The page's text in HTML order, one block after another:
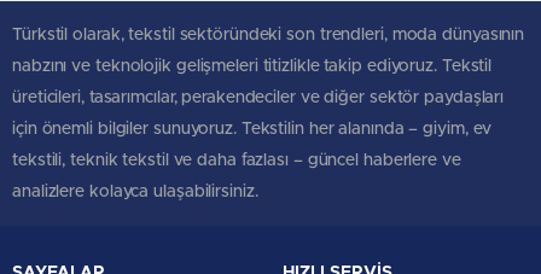
Türkstil olarak, tekstil sektöründeki son trendleri, moda dünyasının
nabzını ve teknolojik gelişmeleri titizlikle takip ediyoruz. Tekstil
üreticileri, tasarımcılar, perakendeciler ve diğer sektör paydaşları
için önemli bilgiler sunuyoruz. Tekstilin her alanında – giyim, ev
tekstili, teknik tekstil ve daha fazlası – güncel haberlere ve
analizlere kolayca ulaşabilirsiniz.